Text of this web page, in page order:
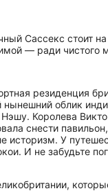
Сассекс стоит
— ради чистого
резиденция
нынешний облик
Королева
снести
историзм. У
И не забудьте